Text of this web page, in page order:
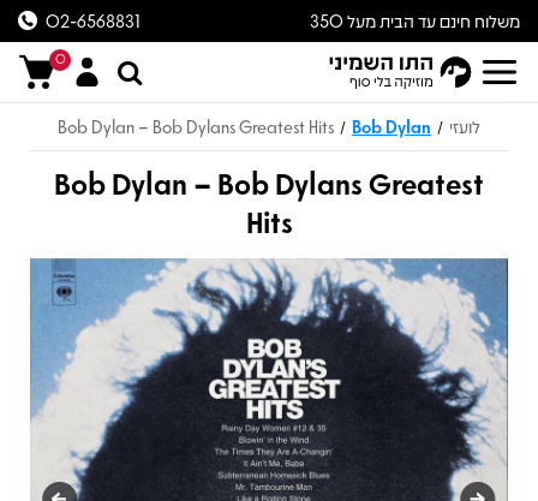
משלוח חינם עד הבית מעל 350
ש״ח
02-6568831
0
לועזי /
Bob Dylan
/
Bob Dylan – Bob Dylans Greatest Hits
Bob Dylan – Bob Dylans Greatest
Hits